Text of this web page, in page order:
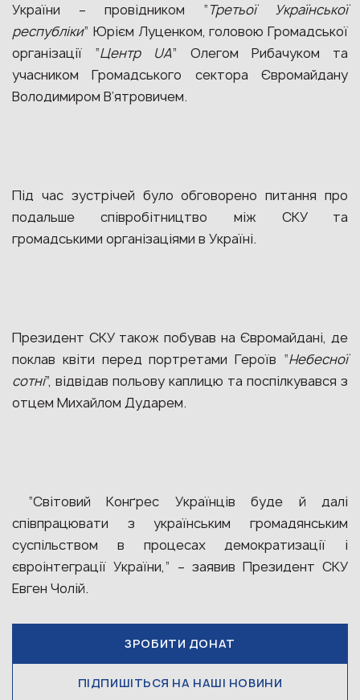
України – провідником “Третьої Української
республіки” Юрієм Луценком, головою Громадської
організації “Центр UA” Олегом Рибачуком та
учасником Громадського сектора Євромайдану
Володимиром В’ятровичем.
Під час зустрічей було обговорено питання про
подальше співробітництво між СКУ та
громадськими організаціями в Україні.
Президент СКУ також побував на Євромайдані, де
поклав квіти перед портретами Героїв “Небесної
сотні”, відвідав польову каплицю та поспілкувався з
отцем Михайлом Дударем.
“Світовий Конґрес Українців буде й далі
співпрацювати з українським громадянським
суспільством в процесах демократизації і
євроінтеграції України,” – заявив Президент СКУ
Евген Чолій.
ЗРОБИТИ ДОНАТ
ПІДПИШІТЬСЯ НА НАШІ НОВИНИ